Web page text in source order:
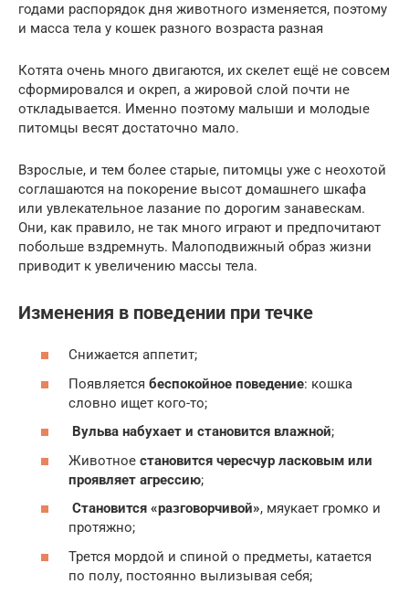
годами распорядок дня животного изменяется, поэтому
и масса тела у кошек разного возраста разная
Котята очень много двигаются, их скелет ещё не совсем
сформировался и окреп, а жировой слой почти не
откладывается. Именно поэтому малыши и молодые
питомцы весят достаточно мало.
Взрослые, и тем более старые, питомцы уже с неохотой
соглашаются на покорение высот домашнего шкафа
или увлекательное лазание по дорогим занавескам.
Они, как правило, не так много играют и предпочитают
побольше вздремнуть. Малоподвижный образ жизни
приводит к увеличению массы тела.
Изменения в поведении при течке
Снижается аппетит;
Появляется беспокойное поведение: кошка
словно ищет кого-то;
Вульва набухает и становится влажной;
Животное становится чересчур ласковым или
проявляет агрессию;
Становится «разговорчивой», мяукает громко и
протяжно;
Трется мордой и спиной о предметы, катается
по полу, постоянно вылизывая себя;